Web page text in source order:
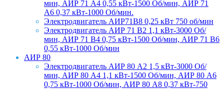
мин, АИР 71 А4 0,55 кВт-1500 Об/мин, АИР 71
А6 0,37 кВт-1000 Об/мин.
Электродвигатель АИР71В8 0,25 кВт 750 об/мин
Электродвигатель АИР 71 В2 1,1 кВт-3000 Об/
мин, АИР 71 В4 0,75 кВт-1500 Об/мин, АИР 71 В6
0,55 кВт-1000 Об/мин
АИР 80
Электродвигатель АИР 80 А2 1,5 кВт-3000 Об/
мин, АИР 80 А4 1,1 кВт-1500 Об/мин, АИР 80 А6
0,75 кВт-1000 Об/мин, АИР 80 А8 0,37 кВт-750